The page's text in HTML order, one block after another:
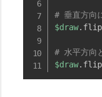
# 垂直方向
$draw. flip
# 水平方向
$draw. flip